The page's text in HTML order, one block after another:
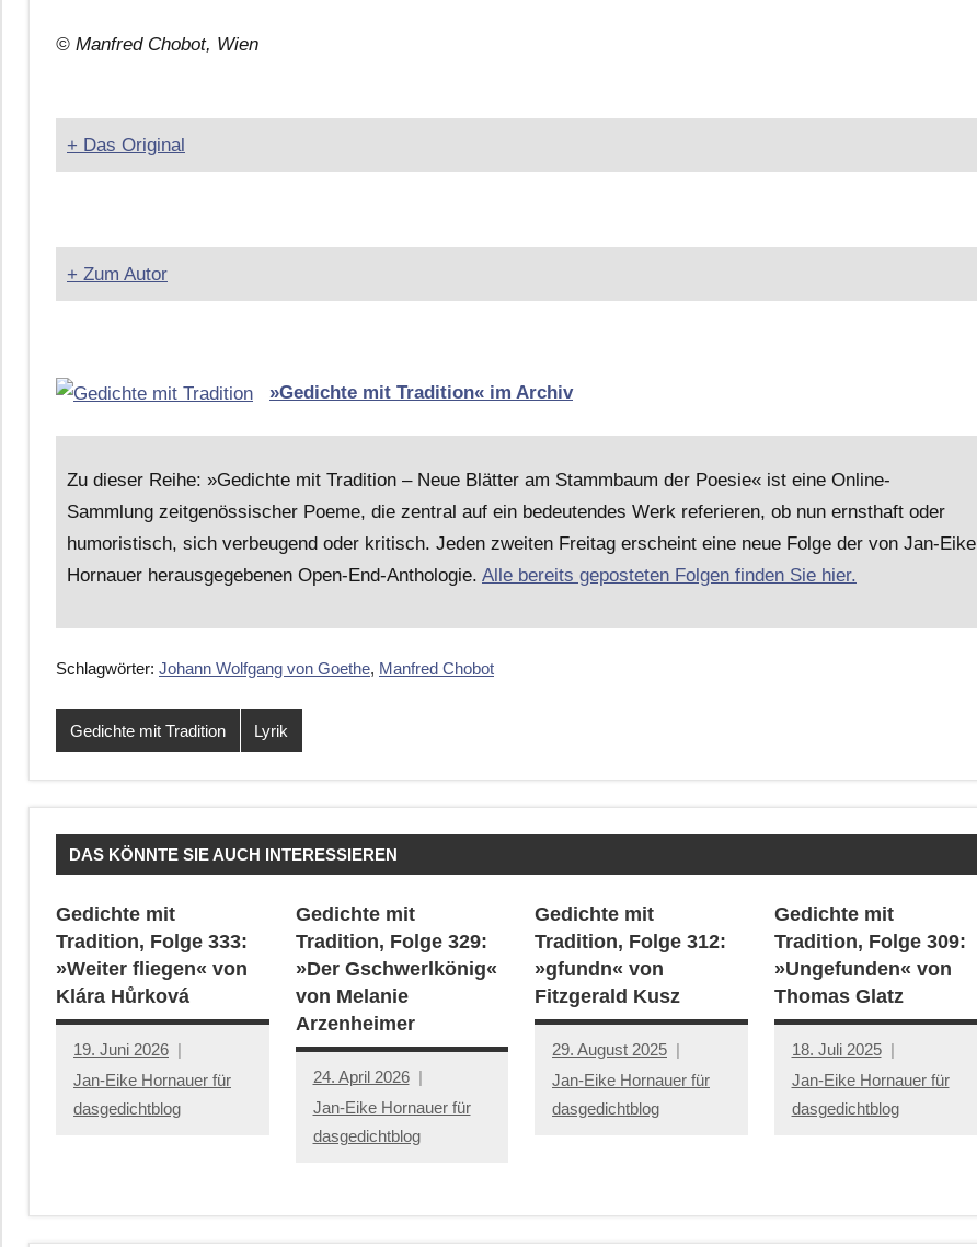
© Manfred Chobot, Wien
+ Das Original
+ Zum Autor
»Gedichte mit Tradition« im Archiv
Zu dieser Reihe: »Gedichte mit Tradition – Neue Blätter am Stammbaum der Poesie« ist eine Online-
Sammlung zeitgenössischer Poeme, die zentral auf ein bedeutendes Werk referieren, ob nun ernsthaft oder
humoristisch, sich verbeugend oder kritisch. Jeden zweiten Freitag erscheint eine neue Folge der von Jan-Eike
Hornauer herausgegebenen Open-End-Anthologie. Alle bereits geposteten Folgen finden Sie hier.
Schlagwörter: Johann Wolfgang von Goethe, Manfred Chobot
Gedichte mit Tradition Lyrik
DAS KÖNNTE SIE AUCH INTERESSIEREN
Gedichte mit
Tradition, Folge 333:
»Weiter fliegen« von
Klára Hůrková
19. Juni 2026
Jan-Eike Hornauer für
dasgedichtblog
Gedichte mit
Tradition, Folge 329:
»Der Gschwerlkönig«
von Melanie
Arzenheimer
24. April 2026
Jan-Eike Hornauer für
dasgedichtblog
Gedichte mit
Tradition, Folge 312:
»gfundn« von
Fitzgerald Kusz
29. August 2025
Jan-Eike Hornauer für
dasgedichtblog
Gedichte mit
Tradition, Folge 309:
»Ungefunden« von
Thomas Glatz
18. Juli 2025
Jan-Eike Hornauer für
dasgedichtblog